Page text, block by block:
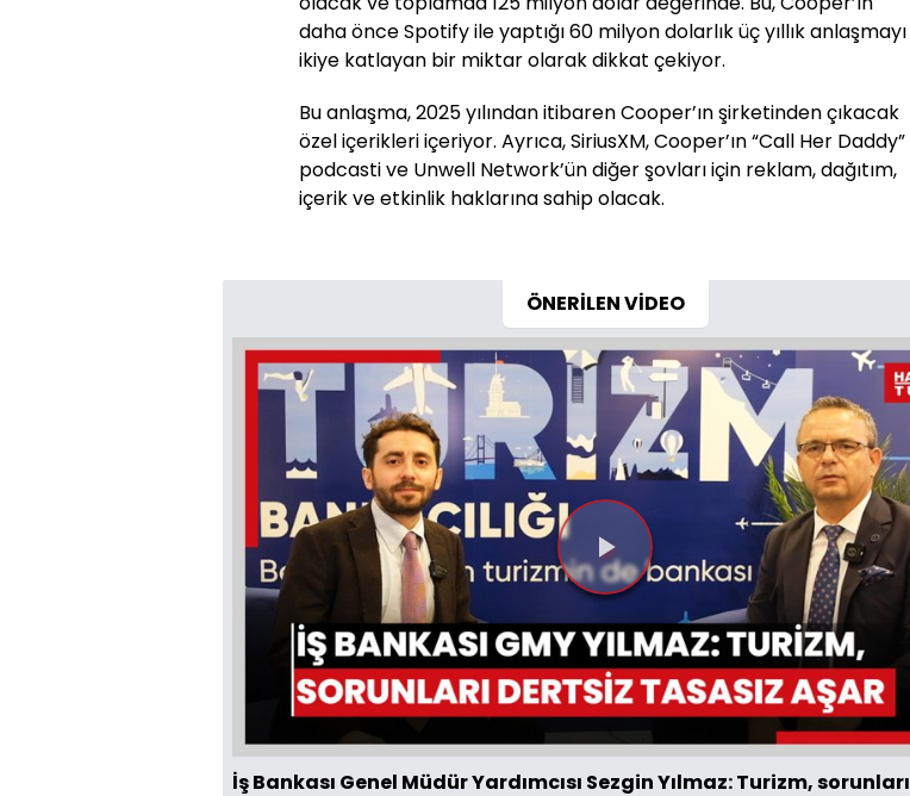
daha önce Spotify ile yaptığı 60 milyon dolarlık üç yıllık anlaşmayı
ikiye katlayan bir miktar olarak dikkat çekiyor.
Bu anlaşma, 2025 yılından itibaren Cooper’ın şirketinden çıkacak
özel içerikleri içeriyor. Ayrıca, SiriusXM, Cooper’ın “Call Her Daddy”
podcasti ve Unwell Network’ün diğer şovları için reklam, dağıtım,
içerik ve etkinlik haklarına sahip olacak.
ÖNERİLEN VİDEO
Videoyu
Oynat
İş Bankası Genel Müdür Yardımcısı Sezgin Yılmaz: Turizm, sorunları